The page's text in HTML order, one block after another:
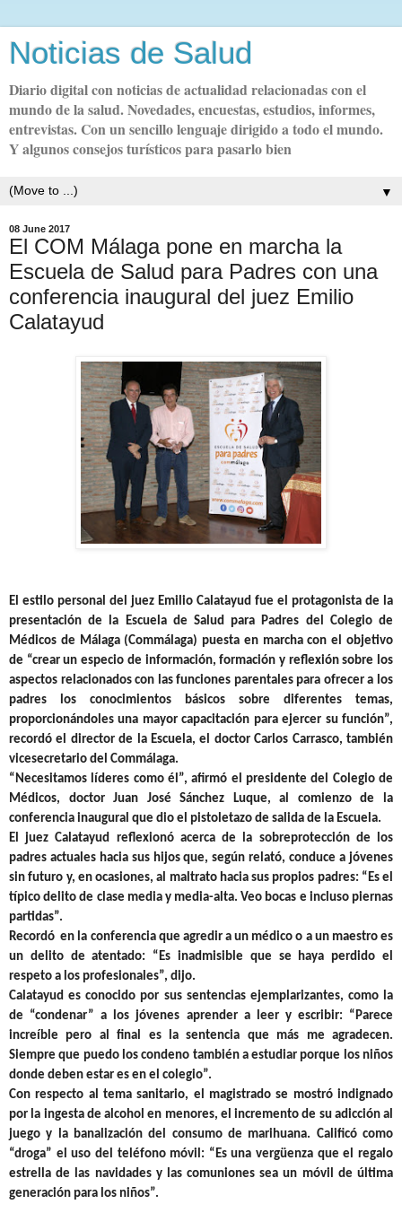
Noticias de Salud
Diario digital con noticias de actualidad relacionadas con el
mundo de la salud. Novedades, encuestas, estudios, informes,
entrevistas. Con un sencillo lenguaje dirigido a todo el mundo.
Y algunos consejos turísticos para pasarlo bien
▼
08 June 2017
El COM Málaga pone en marcha la
Escuela de Salud para Padres con una
conferencia inaugural del juez Emilio
Calatayud
El estilo personal del juez Emilio Calatayud fue el protagonista de la
presentación de la Escuela de Salud para Padres del Colegio de
Médicos de Málaga (Commálaga) puesta en marcha con el objetivo
de “crear un especio de información, formación y reflexión sobre los
aspectos relacionados con las funciones parentales para ofrecer a los
padres los conocimientos básicos sobre diferentes temas,
proporcionándoles una mayor capacitación para ejercer su función”,
recordó el director de la Escuela, el doctor Carlos Carrasco, también
vicesecretario del Commálaga.
“Necesitamos líderes como él”, afirmó el presidente del Colegio de
Médicos, doctor Juan José Sánchez Luque, al comienzo de la
conferencia inaugural que dio el pistoletazo de salida de la Escuela.
El juez Calatayud reflexionó acerca de la sobreprotección de los
padres actuales hacia sus hijos que, según relató, conduce a jóvenes
sin futuro y, en ocasiones, al maltrato hacia sus propios padres: “Es el
típico delito de clase media y media-alta. Veo bocas e incluso piernas
partidas”.
Recordó en la conferencia que agredir a un médico o a un maestro es
un delito de atentado: “Es inadmisible que se haya perdido el
respeto a los profesionales”, dijo.
Calatayud es conocido por sus sentencias ejemplarizantes, como la
de “condenar” a los jóvenes aprender a leer y escribir: “Parece
increíble pero al final es la sentencia que más me agradecen.
Siempre que puedo los condeno también a estudiar porque los niños
donde deben estar es en el colegio”.
Con respecto al tema sanitario, el magistrado se mostró indignado
por la ingesta de alcohol en menores, el incremento de su adicción al
juego y la banalización del consumo de marihuana. Calificó como
“droga” el uso del teléfono móvil: “Es una vergüenza que el regalo
estrella de las navidades y las comuniones sea un móvil de última
generación para los niños”.